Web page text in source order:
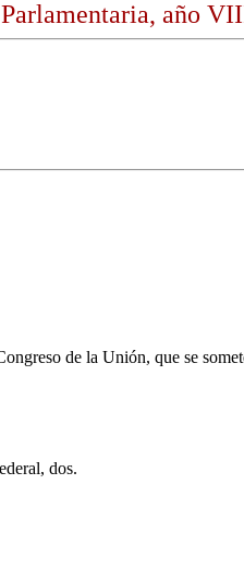
año
de la Unión, que se
dos.